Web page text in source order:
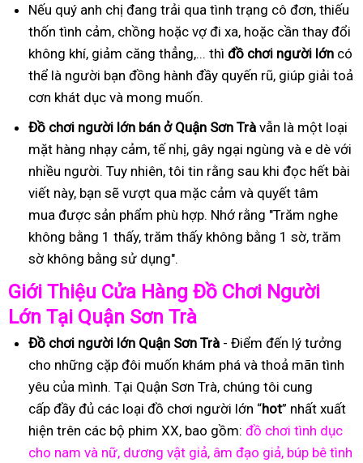
Nếu quý anh chị đang trải qua tình trạng cô đơn, thiếu
thốn tình cảm, chồng hoặc vợ đi xa, hoặc cần thay đổi
không khí, giảm căng thẳng,... thì đồ chơi người lớn có
thể là người bạn đồng hành đầy quyến rũ, giúp giải toả
cơn khát dục và mong muốn.
Đồ chơi người lớn bán ở Quận Sơn Trà vẫn là một loại
mặt hàng nhạy cảm, tế nhị, gây ngại ngùng và e dè với
nhiều người. Tuy nhiên, tôi tin rằng sau khi đọc hết bài
viết này, bạn sẽ vượt qua mặc cảm và quyết tâm
mua được sản phẩm phù hợp. Nhớ rằng "Trăm nghe
không bằng 1 thấy, trăm thấy không bằng 1 sờ, trăm
sờ không bằng sử dụng".
Giới Thiệu Cửa Hàng Đồ Chơi Người
Lớn Tại Quận Sơn Trà
Đồ chơi người lớn Quận Sơn Trà - Điểm đến lý tưởng
cho những cặp đôi muốn khám phá và thoả mãn tình
yêu của mình. Tại Quận Sơn Trà, chúng tôi cung
cấp đầy đủ các loại đồ chơi người lớn “hot” nhất xuất
hiện trên các bộ phim XX, bao gồm: đồ chơi tình dục
cho nam và nữ, dương vật giả, âm đạo giả, búp bê tình